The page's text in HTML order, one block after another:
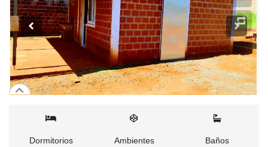
Dormitorios Ambientes Baños